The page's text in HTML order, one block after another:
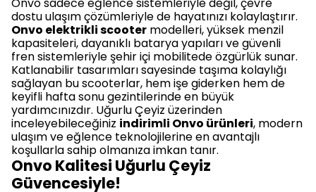
dostu ulaşım çözümleriyle de hayatınızı kolaylaştırır.
Onvo elektrikli scooter modelleri, yüksek menzil
kapasiteleri, dayanıklı batarya yapıları ve güvenli
fren sistemleriyle şehir içi mobilitede özgürlük sunar.
Katlanabilir tasarımları sayesinde taşıma kolaylığı
sağlayan bu scooterlar, hem işe giderken hem de
keyifli hafta sonu gezintilerinde en büyük
yardımcınızdır. Uğurlu Çeyiz üzerinden
inceleyebileceğiniz indirimli Onvo ürünleri, modern
ulaşım ve eğlence teknolojilerine en avantajlı
koşullarla sahip olmanıza imkan tanır.
Onvo Kalitesi Uğurlu Çeyiz
Güvencesiyle!